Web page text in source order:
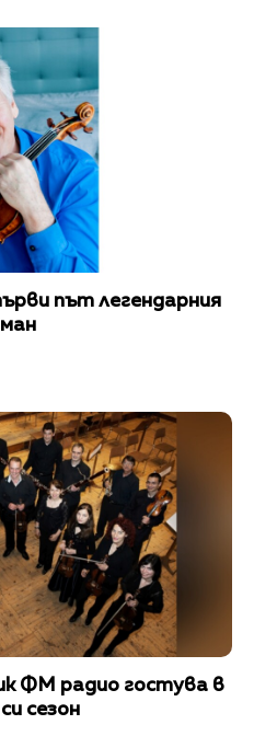
път легендарния
ФМ радио гостува в
сезон